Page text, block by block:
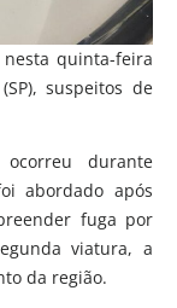
quinta-feira
suspeitos de
durante
abordado após
fuga por
viatura, a
da região.